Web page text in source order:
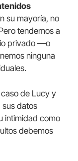
su mayoría, no
tendemos a
privado —o
ninguna
de Lucy y
sus datos
intimidad como
debemos